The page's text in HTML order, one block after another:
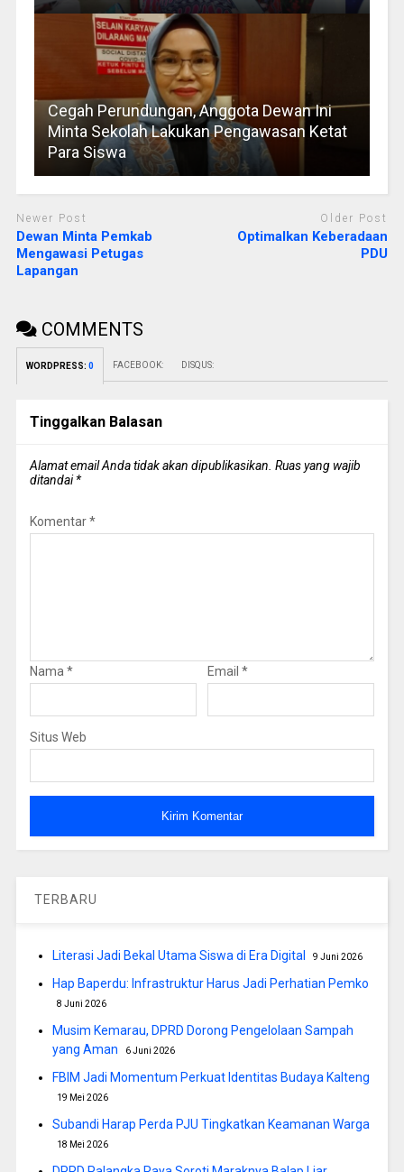
Cegah Perundungan, Anggota Dewan Ini
Minta Sekolah Lakukan Pengawasan Ketat
Para Siswa
Newer Post
Dewan Minta Pemkab
Mengawasi Petugas
Lapangan
Older Post
Optimalkan Keberadaan
PDU
COMMENTS
WORDPRESS: 0 FACEBOOK: DISQUS:
Tinggalkan Balasan
Alamat email Anda tidak akan dipublikasikan. Ruas yang wajib
ditandai*
Komentar*
Nama* Email *
Situs Web
TERBARU
Literasi Jadi Bekal Utama Siswa di Era Digital 9 Juni 2026
Hap Baperdu: Infrastruktur Harus Jadi Perhatian Pemko
8 Juni 2026
Musim Kemarau, DPRD Dorong Pengelolaan Sampah
yang Aman
6 Juni 2026
FBIM Jadi Momentum Perkuat Identitas Budaya Kalteng
19 Mei 2026
Subandi Harap Perda PJU Tingkatkan Keamanan Warga
18 Mei 2026